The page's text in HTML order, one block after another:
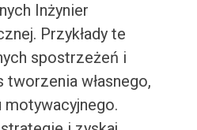
Inżynier
Przykłady te
spostrzeżeń i
własnego,